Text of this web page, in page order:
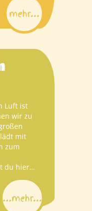
mehr...
Luft ist
wir zu
mit
zum
du hier…
...mehr...